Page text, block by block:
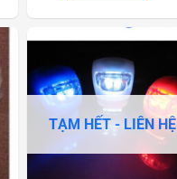
TẠM HẾT - LIÊN HỆ